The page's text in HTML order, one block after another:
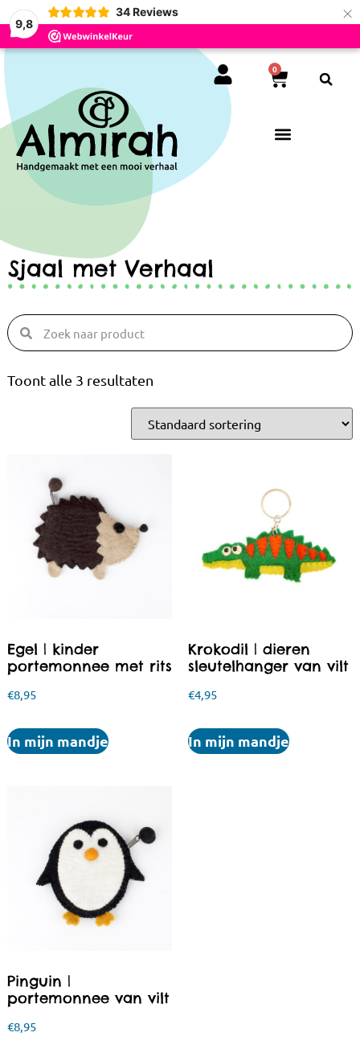
9,8
34 Reviews ×
0
Sjaal met Verhaal
Toont alle 3 resultaten
Egel | kinder
portemonnee met rits
€8,95
In mijn mandje
Krokodil | dieren
sleutelhanger van vilt
€4,95
In mijn mandje
Pinguin |
portemonnee van vilt
€8,95